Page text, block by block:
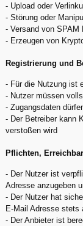
- Upload oder
- Störung oder
- Versand von SPAM
- Erzeugen von
Registrierung und
- Für die Nutzung ist
- Nutzer müssen
- Zugangsdaten
- Der Betreiber kann
verstoßen wird
Pflichten,
- Der Nutzer ist
Adresse anzugeben
- Der Nutzer hat
E-Mail Adresse stets
- Der Anbieter ist